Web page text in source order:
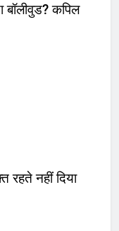
कपिल
रहते नहीं दिया